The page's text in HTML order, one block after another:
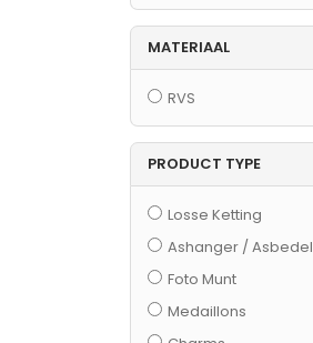
MATERIAAL
RVS
PRODUCT TYPE
Losse Ketting
Ashanger / Asbedel
Foto Munt
Medaillons